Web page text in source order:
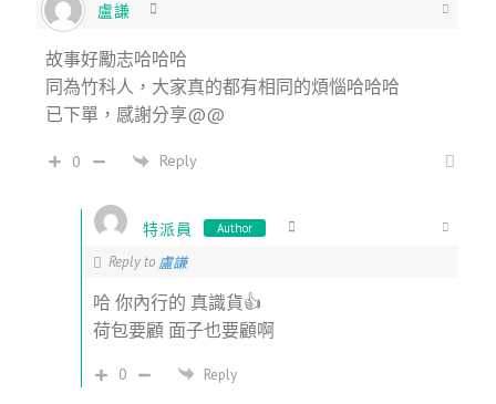
盧謙
故事好勵志哈哈哈
同為竹科人，大家真的都有相同的煩惱哈哈哈
已下單，感謝分享@@
0 Reply
特派員 Author
Reply to 盧謙
哈 你內行的 真識貨👍
荷包要顧 面子也要顧啊
0 Reply